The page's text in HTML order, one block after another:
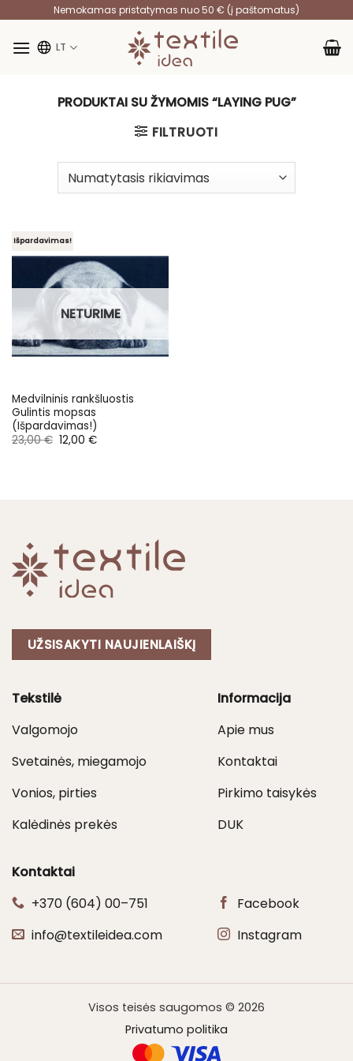
content
Nemokamas pristatymas nuo 50 € (į paštomatus)
LT
PRODUKTAI SU ŽYMOMIS “LAYING PUG”
FILTRUOTI
Išpardavimas!
NETURIME
Medvilninis rankšluostis
Gulintis mopsas
(Išpardavimas!)
23,00€ Original
price
12,00 €Current
UŽSISAKYTI NAUJIENLAIŠKĮ
Tekstilė
Valgomojo
Svetainės, miegamojo
Vonios, pirties
Kalėdinės prekės
Informacija
Apie mus
Kontaktai
Pirkimo taisykės
DUK
Kontaktai
+370 (604) 00–751
info@textileidea.com
Facebook
Instagram
Visos teisės saugomos © 2026
Privatumo politika